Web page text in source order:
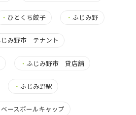
・ ひとくち餃子 ・ふじみ野
み野市 テナント
・ふじみ野市 貸店舗
・ふじみ野駅
ベースボールキャップ